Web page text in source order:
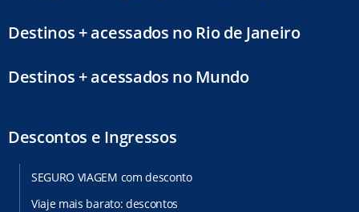
Destinos + acessados no Rio de Janeiro
Destinos + acessados no Mundo
Descontos e Ingressos
SEGURO VIAGEM com desconto
Viaje mais barato: descontos